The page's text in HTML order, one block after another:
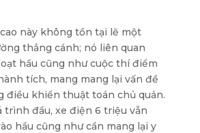
này không tồn tại lẽ một
thẳng cánh; nó liên quan
hầu cũng như cuộc thí điểm
tích, mang mang lại vấn đề
điều khiển thuật toán chủ quản.
trình đầu, xe điện 6 triệu vẫn
hầu cũng như cần mang lại y